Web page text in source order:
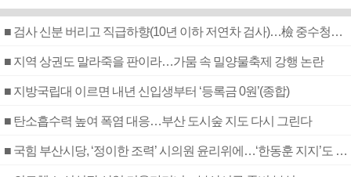
■ 검사 신분 버리고 직급하향(10년 이하 저연차 검사)…檢 중수청행 기피
■ 지역 상권도 말라죽을 판이라…가뭄 속 밀양물축제 강행 논란
■ 지방국립대 이르면 내년 신입생부터 ‘등록금 0원’(종합)
■ 탄소흡수력 높여 폭염 대응…부산 도시숲 지도 다시 그린다
■ 국힘 부산시당, ‘정이한 조력’ 시의원 윤리위에…‘한동훈 지지’도 신고접수